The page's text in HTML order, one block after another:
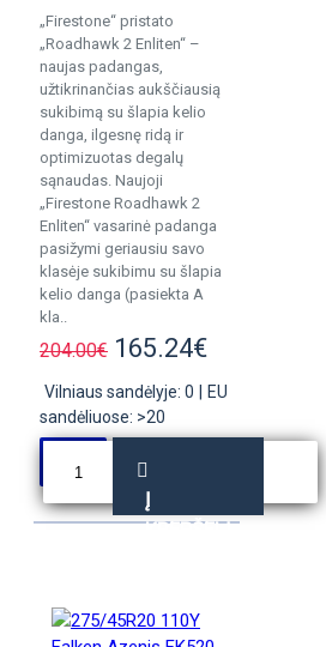
„Firestone“ pristato
„Roadhawk 2 Enliten“ –
naujas padangas,
užtikrinančias aukščiausią
sukibimą su šlapia kelio
danga, ilgesnę ridą ir
optimizuotas degalų
sąnaudas. Naujoji
„Firestone Roadhawk 2
Enliten“ vasarinė padanga
pasižymi geriausiu savo
klasėje sukibimu su šlapia
kelio danga (pasiekta A
kla..
204.00€ 165.24€
Vilniaus sandėlyje: 0
EU
sandėliuose: >20
Į
KREPŠELĮ